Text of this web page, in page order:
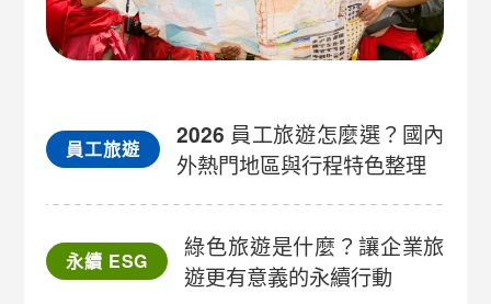
員工旅遊
2026 員工旅遊怎麼選？國內
外熱門地區與行程特色整理
永續 ESG
綠色旅遊是什麼？讓企業旅
遊更有意義的永續行動